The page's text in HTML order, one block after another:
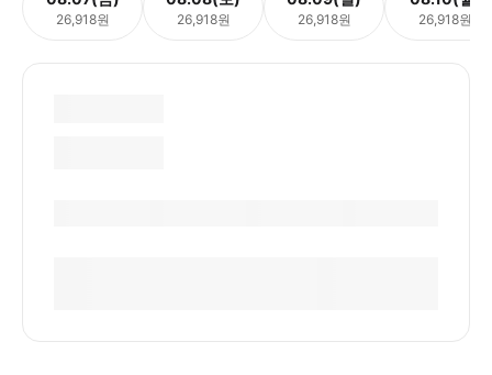
26,918원 26,918원 26,918원 26,918원